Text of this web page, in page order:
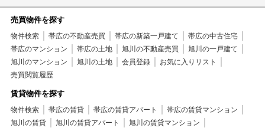
売買物件を探す
物件検索 帯広の不動産売買 帯広の新築一戸建て
帯広の中古住宅
帯広のマンション
帯広の土地 旭川の不動産売買
旭川の一戸建て
旭川のマンション
旭川の土地 会員登録
お気に入りリスト
売買閲覧履歴
賃貸物件を探す
物件検索 帯広の賃貸 帯広の賃貸アパート
帯広の賃貸マンション
旭川の賃貸
旭川の賃貸アパート 旭川の賃貸マンション